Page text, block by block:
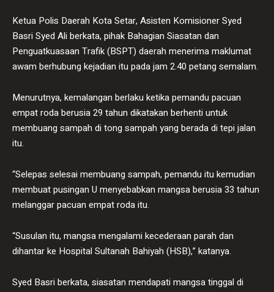
Ketua Polis Daerah Kota Setar, Asisten Komisioner Syed
Basri Syed Ali berkata, pihak Bahagian Siasatan dan
Penguatkuasaan Trafik (BSPT) daerah menerima maklumat
awam berhubung kejadian itu pada jam 2.40 petang semalam.
Menurutnya, kemalangan berlaku ketika pemandu pacuan
empat roda berusia 29 tahun dikatakan berhenti untuk
membuang sampah di tong sampah yang berada di tepi jalan
itu.
“Selepas selesai membuang sampah, pemandu itu kemudian
membuat pusingan U menyebabkan mangsa berusia 33 tahun
melanggar pacuan empat roda itu.
“Susulan itu, mangsa mengalami kecederaan parah dan
dihantar ke Hospital Sultanah Bahiyah (HSB),” katanya.
Syed Basri berkata, siasatan mendapati mangsa tinggal di